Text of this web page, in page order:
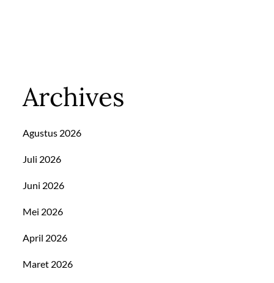
Archives
Agustus 2026
Juli 2026
Juni 2026
Mei 2026
April 2026
Maret 2026